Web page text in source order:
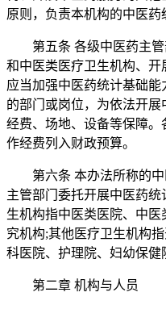
原则，负责本机构的中医药
第五条 各级中医药主
和中医类医疗卫生机构、
应当加强中医药统计基础
的部门或岗位，为依法开展
经费、场地、设备等保障
作经费列入财政预算。
第六条 本办法所称的
主管部门委托开展中医药
生机构指中医类医院、中
究机构;其他医疗卫生机构
科医院、护理院、妇幼保健
第二章 机构与人员